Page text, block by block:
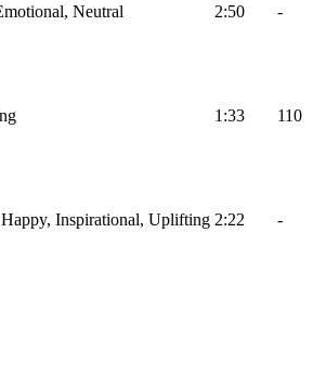
Neutral 2:50 -
1:33 110
Inspirational, Uplifting 2:22 -